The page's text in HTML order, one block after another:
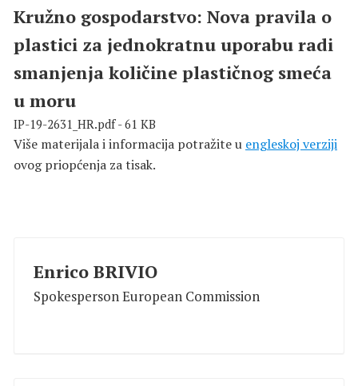
Kružno gospodarstvo: Nova pravila o
plastici za jednokratnu uporabu radi
smanjenja količine plastičnog smeća
u moru
IP-19-2631_HR.pdf - 61 KB
Više materijala i informacija potražite u engleskoj verziji
ovog priopćenja za tisak.
Enrico BRIVIO
Spokesperson European Commission